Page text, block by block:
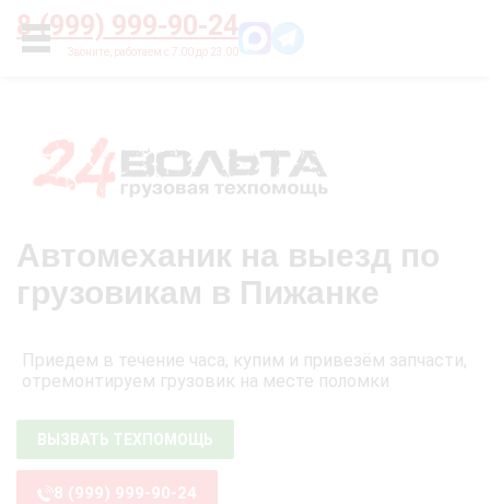
8 (999) 999-90-24
УСЛУГИ
Главная О нас Цены
Автомеханик на выезд по
грузовикам в Пижанке
Приедем в течение часа, купим и привезём запчасти,
отремонтируем грузовик на месте поломки
ВЫЗВАТЬ ТЕХПОМОЩЬ
8 (999) 999-90-24